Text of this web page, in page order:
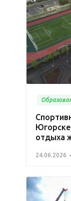
Югорске
отдыха
24.06.2026